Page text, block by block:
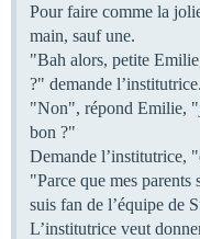
Pour faire comme la
main, sauf une.
"Bah alors, petite
?" demande l’institutrice.
"Non", répond Emilie,
bon ?"
Demande l’institutrice,
"Parce que mes parents
suis fan de l’équipe de
L’institutrice veut